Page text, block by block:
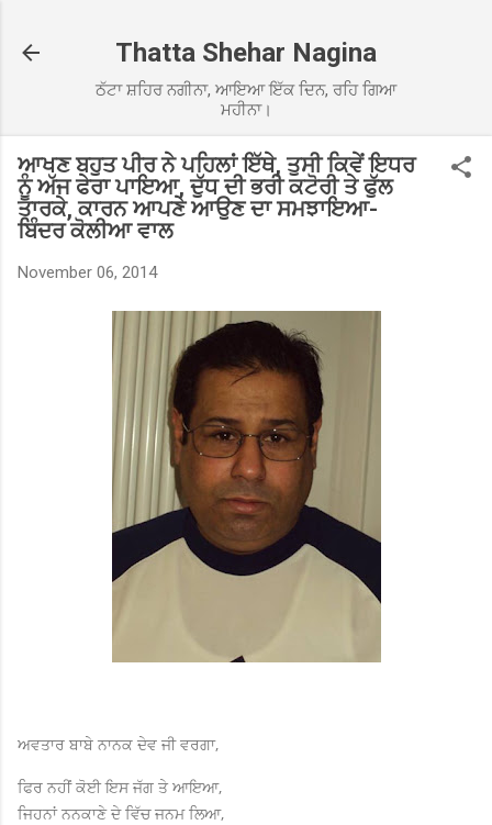
Thatta Shehar Nagina
ਠੱਟਾ ਸ਼ਹਿਰ ਨਗੀਨਾ, ਆਇਆ ਇੱਕ ਦਿਨ, ਰਹਿ ਗਿਆ
ਮਹੀਨਾ।
ਆਖਣ ਬਹੁਤ ਪੀਰ ਨੇ ਪਹਿਲਾਂ ਇੱਥੇ, ਤੁਸੀ ਕਿਵੇਂ ਇਧਰ
ਨੂੰ ਅੱਜ ਫੇਰਾ ਪਾਇਆ, ਦੁੱਧ ਦੀ ਭਰੀ ਕਟੋਰੀ ਤੇ ਫੁੱਲ
ਤਾਰਕੇ, ਕਾਰਨ ਆਪਣੇ ਆਉਣ ਦਾ ਸਮਝਾਇਆ-
ਬਿੰਦਰ ਕੋਲੀਆ ਵਾਲ
November 06, 2014
ਅਵਤਾਰ ਬਾਬੇ ਨਾਨਕ ਦੇਵ ਜੀ ਵਰਗਾ,
ਫਿਰ ਨਹੀਂ ਕੋਈ ਇਸ ਜੱਗ ਤੇ ਆਇਆ,
ਜਿਹਨਾਂ ਨਨਕਾਣੇ ਦੇ ਵਿੱਚ ਜਨਮ ਲਿਆ,